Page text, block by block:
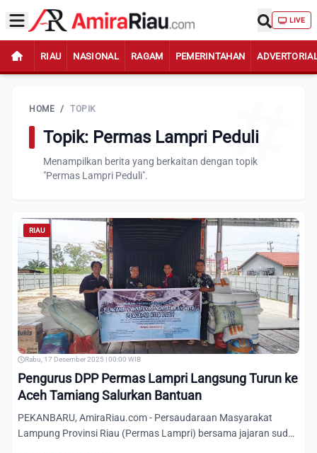
LIVE
RIAU NASIONAL RAGAM PEMERINTAHAN
HOME / TOPIK
Topik: Permas Lampri Peduli
Menampilkan berita yang berkaitan dengan topik
"Permas Lampri Peduli".
RIAU
Rabu, 17 Desember 2025 | 00:00 WIB
Pengurus DPP Permas Lampri Langsung Turun ke
Aceh Tamiang Salurkan Bantuan
PEKANBARU, AmiraRiau.com - Persaudaraan Masyarakat
Lampung Provinsi Riau (Permas Lampri) bersama jajaran sudah